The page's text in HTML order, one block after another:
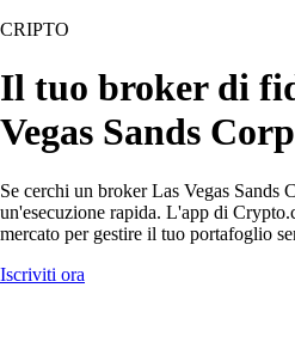
CRIPTO
Il tuo broker di
Vegas Sands
Se cerchi un broker Las Vegas Sands
un'esecuzione rapida. L'app di
mercato per gestire il tuo portafoglio
Iscriviti ora